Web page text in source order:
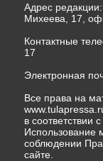
Адрес редакции:
Михеева, 17,
Контактные
17
Электронная
Все права на
в соответствии
Использование
соблюдении
сайте.